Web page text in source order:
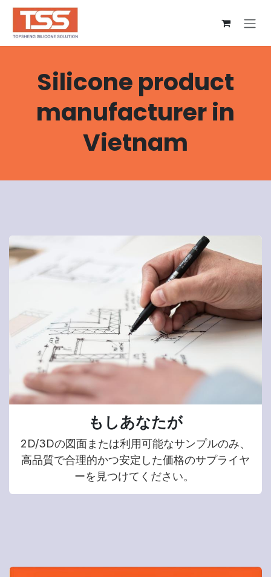
コンテンツへスキップ
Silicone product
manufacturer in
Vietnam
もしあなたが
2D/3Dの図面または利用可能なサンプルのみ、
高品質で合理的かつ安定した価格のサプライヤ
ーを見つけてください。